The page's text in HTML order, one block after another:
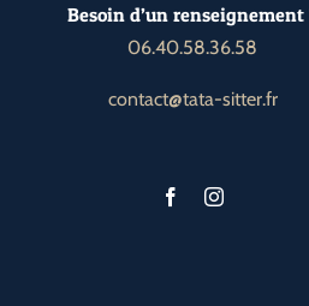
Besoin d’un renseignement
06.40.58.36.58
contact@tata-sitter.fr